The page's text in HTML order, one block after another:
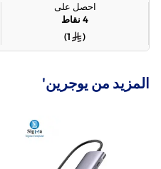
احصل على
4 نقاط
(
1
)
المزيد من يوجرين'